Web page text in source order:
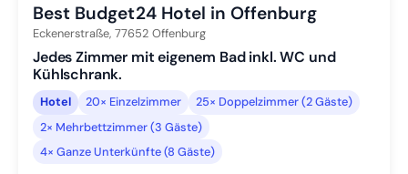
Best Budget24 Hotel in Offenburg
Eckenerstraße, 77652 Offenburg
Jedes Zimmer mit eigenem Bad inkl. WC und
Kühlschrank.
Hotel 20× Einzelzimmer
25× Doppelzimmer (2 Gäste)
2× Mehrbettzimmer (3 Gäste)
4× Ganze Unterkünfte (8 Gäste)